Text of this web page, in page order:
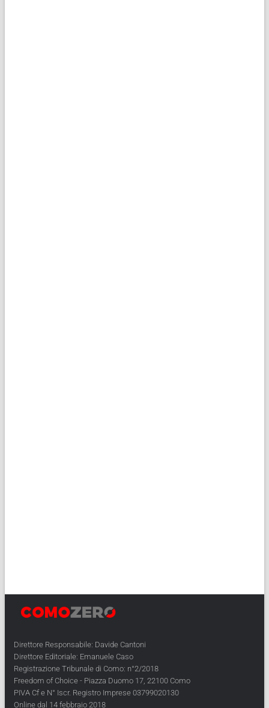
Direttore Responsabile: Davide Cantoni
Direttore Editoriale: Emanuele Caso
Registrazione Tribunale di Como: n°2/2018
Freedom of Choice - Piazza Duomo 17, 22100 Como
PIVA Cf e N° Iscr. Registro Imprese 03799020130
Online dal 14 febbraio 2018